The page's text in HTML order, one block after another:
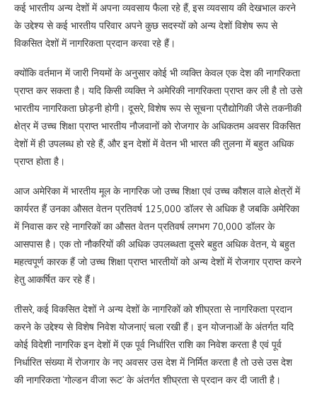
कई भारतीय अन्य देशों में अपना व्यवसाय फैला रहे हैं, इस व्यवसाय की देखभाल करने
के उद्देश्य से कई भारतीय परिवार अपने कुछ सदस्यों को अन्य देशों विशेष रूप से
विकसित देशों में नागरिकता प्रदान करवा रहे हैं।
क्योंकि वर्तमान में जारी नियमों के अनुसार कोई भी व्यक्ति केवल एक देश की नागरिकता
प्राप्त कर सकता है। यदि किसी व्यक्ति ने अमेरिकी नागरिकता प्राप्त कर ली है तो उसे
भारतीय नागरिकता छोड़नी होगी। दूसरे, विशेष रूप से सूचना प्रौद्योगिकी जैसे तकनीकी
क्षेत्र में उच्च शिक्षा प्राप्त भारतीय नौजवानों को रोजगार के अधिकतम अवसर विकसित
देशों में ही उपलब्ध हो रहे हैं, और इन देशों में वेतन भी भारत की तुलना में बहुत अधिक
प्राप्त होता है।
आज अमेरिका में भारतीय मूल के नागरिक जो उच्च शिक्षा एवं उच्च कौशल वाले क्षेत्रों में
कार्यरत हैं उनका औसत वेतन प्रतिवर्ष 125,000 डॉलर से अधिक है जबकि अमेरिका
में निवास कर रहे नागरिकों का औसत वेतन प्रतिवर्ष लगभग 70,000 डॉलर के
आसपास है। एक तो नौकरियों की अधिक उपलब्धता दूसरे बहुत अधिक वेतन, ये बहुत
महत्वपूर्ण कारक हैं जो उच्च शिक्षा प्राप्त भारतीयों को अन्य देशों में रोजगार प्राप्त करने
हेतु आकर्षित कर रहे हैं।
तीसरे, कई विकसित देशों ने अन्य देशों के नागरिकों को शीघ्रता से नागरिकता प्रदान
करने के उद्देश्य से विशेष निवेश योजनाएं चला रखी हैं। इन योजनाओं के अंतर्गत यदि
कोई विदेशी नागरिक इन देशों में एक पूर्व निर्धारित राशि का निवेश करता है एवं पूर्व
निर्धारित संख्या में रोजगार के नए अवसर उस देश में निर्मित करता है तो उसे उस देश
की नागरिकता ‘गोल्डन वीजा रूट’ के अंतर्गत शीघ्रता से प्रदान कर दी जाती है।